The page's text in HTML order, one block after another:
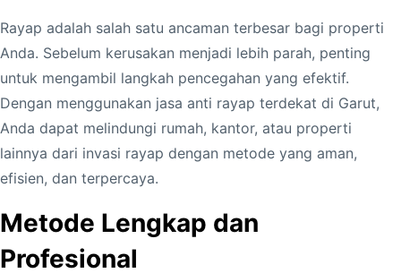
Rayap adalah salah satu ancaman terbesar bagi properti
Anda. Sebelum kerusakan menjadi lebih parah, penting
untuk mengambil langkah pencegahan yang efektif.
Dengan menggunakan jasa anti rayap terdekat di Garut,
Anda dapat melindungi rumah, kantor, atau properti
lainnya dari invasi rayap dengan metode yang aman,
efisien, dan terpercaya.
Metode Lengkap dan
Profesional